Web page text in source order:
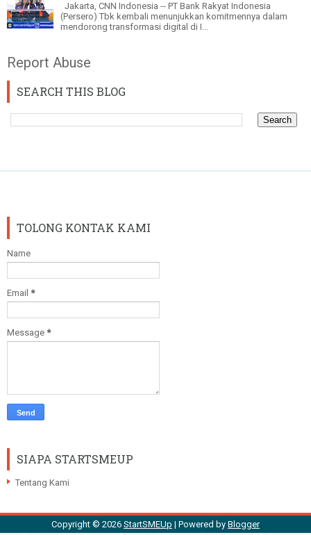
Jakarta, CNN Indonesia -- PT Bank Rakyat Indonesia
(Persero) Tbk kembali menunjukkan komitmennya dalam
mendorong transformasi digital di I...
Report Abuse
SEARCH THIS BLOG
TOLONG KONTAK KAMI
Name
Email *
Message *
SIAPA STARTSMEUP
Tentang Kami
Copyright © 2026 StartSMEUp | Powered by Blogger